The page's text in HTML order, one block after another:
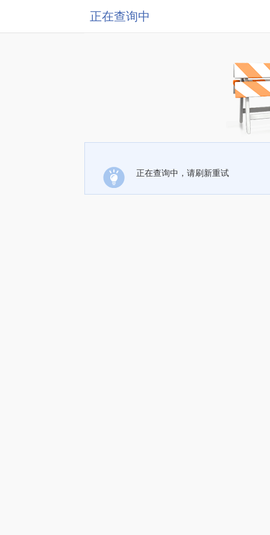
正在查询中
正在查询中，请刷新重试